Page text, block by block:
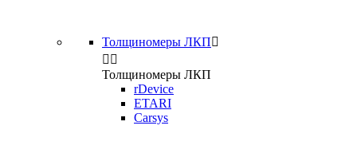
Толщиномеры ЛКП
 
Толщиномеры ЛКП
rDevice
ETARI
Carsys